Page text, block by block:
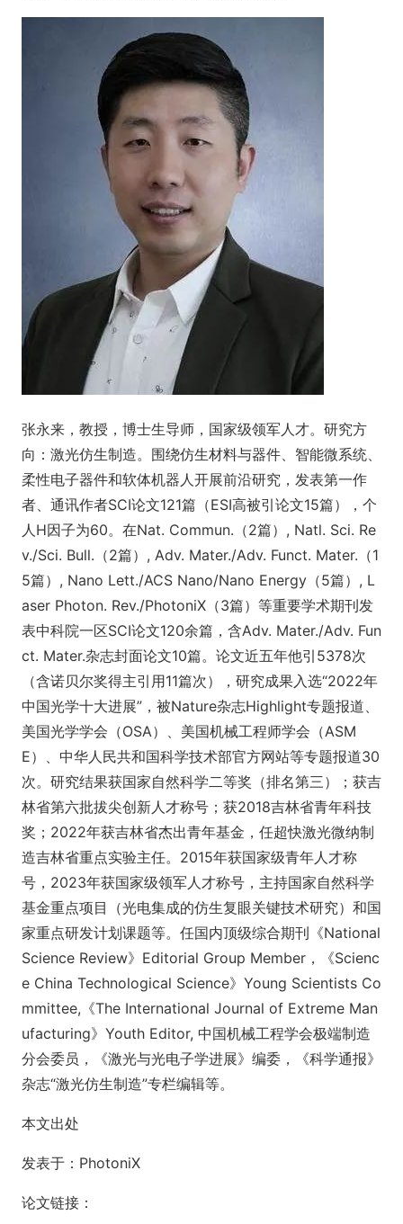
张永来，教授，博士生导师，国家级领军人才。研究方
向：激光仿生制造。围绕仿生材料与器件、智能微系统、
柔性电子器件和软体机器人开展前沿研究，发表第一作
者、通讯作者SCI论文121篇（ESI高被引论文15篇），个
人H因子为60。在Nat. Commun.（2篇）, Natl. Sci. Re
v./Sci. Bull.（2篇）, Adv. Mater./Adv. Funct. Mater.（1
5篇）, Nano Lett./ACS Nano/Nano Energy（5篇）, L
aser Photon. Rev./PhotoniX（3篇）等重要学术期刊发
表中科院一区SCI论文120余篇，含Adv. Mater./Adv. Fun
ct. Mater.杂志封面论文10篇。论文近五年他引5378次
（含诺贝尔奖得主引用11篇次），研究成果入选“2022年
中国光学十大进展”，被Nature杂志Highlight专题报道、
美国光学学会（OSA）、美国机械工程师学会（ASM
E）、中华人民共和国科学技术部官方网站等专题报道30
次。研究结果获国家自然科学二等奖（排名第三）；获吉
林省第六批拔尖创新人才称号；获2018吉林省青年科技
奖；2022年获吉林省杰出青年基金，任超快激光微纳制
造吉林省重点实验主任。2015年获国家级青年人才称
号，2023年获国家级领军人才称号，主持国家自然科学
基金重点项目（光电集成的仿生复眼关键技术研究）和国
家重点研发计划课题等。任国内顶级综合期刊《National
Science Review》Editorial Group Member，《Scienc
e China Technological Science》Young Scientists Co
mmittee,《The International Journal of Extreme Man
ufacturing》Youth Editor, 中国机械工程学会极端制造
分会委员，《激光与光电子学进展》编委，《科学通报》
杂志“激光仿生制造”专栏编辑等。
本文出处
发表于：PhotoniX
论文链接：